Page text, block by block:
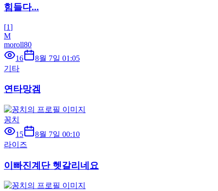
힘들다...
[1]
M
moroll80
16
8월 7일 01:05
기타
연타망겜
꽁치
15
8월 7일 00:10
라이즈
이빠진계단 헷갈리네요